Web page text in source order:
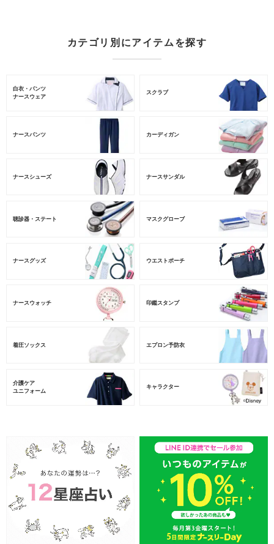
カテゴリ別にアイテムを探す
白衣・パンツ
ナースウェア
スクラブ
ナースパンツ カーディガン
ナースシューズ ナースサンダル
聴診器・ステート マスクグローブ
ナースグッズ ウエストポーチ
ナースウォッチ 印鑑スタンプ
着圧ソックス エプロン予防衣
介護ケア
ユニフォーム
キャラクター